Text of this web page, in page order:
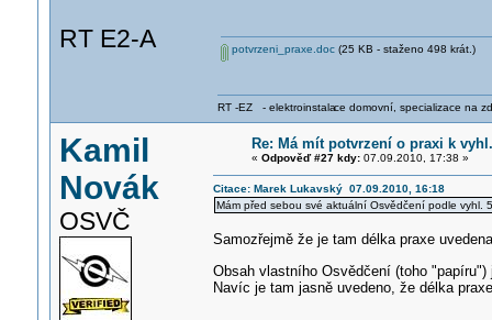
RT E2-A potvrzeni_praxe.doc(25 KB - staženo 498 krát.)
RT -EZ - elektroinstalace domovní, specializace na
Kamil
Novák
OSVČ
Re: Má mít potvrzení o praxi k
« Odpověď #27 kdy:07.09.2010, 17:38 »
Citace: Marek Lukavský 07.09.2010, 16:18
Mám před sebou své aktuální Osvědčení podle
Samozřejmě že je tam délka praxe
Obsah vlastního Osvědčení (toho
Navíc je tam jasně uvedeno, že délka